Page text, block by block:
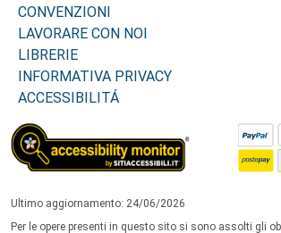
CONVENZIONI
LAVORARE CON NOI
LIBRERIE
INFORMATIVA PRIVACY
ACCESSIBILITÁ
Ultimo aggiornamento: 24/06/2026
Per le opere presenti in questo sito si sono assolti gli